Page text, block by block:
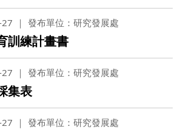
發布單位：研究發展處
訓練計畫書
發布單位：研究發展處
集表
發布單位：研究發展處